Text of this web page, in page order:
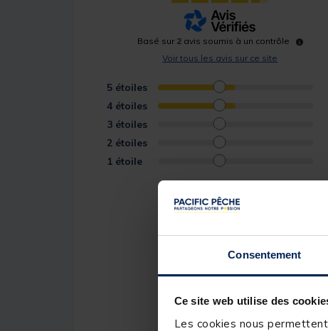
Consentement
Ce site web utilise des
Les cookies nous
Basé sur 2 avis soumis à un contrôle
Voir tous les avis sur ce site
5 étoiles
4 étoiles
3 étoiles
2 étoiles
1 étoile